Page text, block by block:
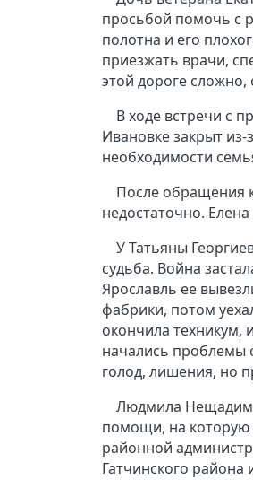
просьбой помочь с
полотна и его
приезжать врачи,
этой дороге сложно,
В ходе встречи с
Ивановке закрыт из-
необходимости
После обращения
недостаточно.
У Татьяны
судьба. Война
Ярославль ее
фабрики, потом
окончила техникум,
начались проблемы
голод, лишения, но
Людмила Нещадим
помощи, на которую
районной
Гатчинского района